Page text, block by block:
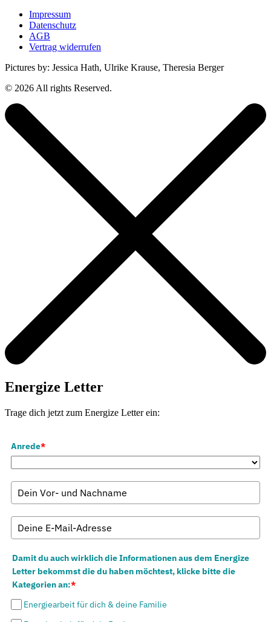
Impressum
Datenschutz
AGB
Vertrag widerrufen
Pictures by: Jessica Hath, Ulrike Krause, Theresia Berger
© 2026 All rights Reserved.
Energize Letter
Trage dich jetzt zum Energize Letter ein:
Anrede*
Damit du auch wirklich die Informationen aus dem Energize
Letter bekommst die du haben möchtest, klicke bitte die
Kategorien an:*
Energiearbeit für dich & deine Familie